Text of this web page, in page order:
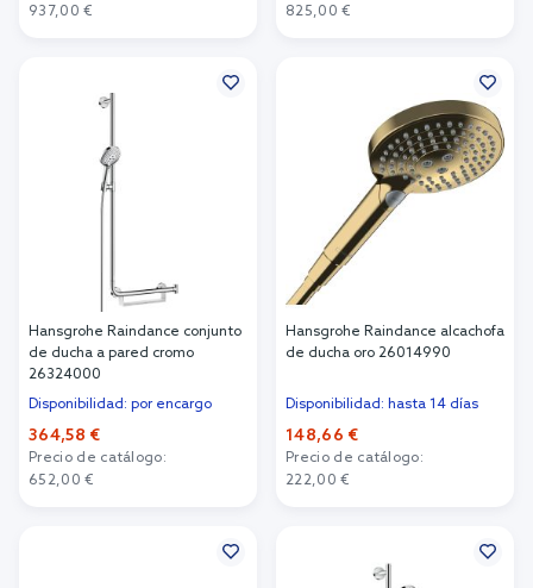
937,00 €
825,00 €
Hansgrohe Raindance conjunto
de ducha a pared cromo
26324000
Disponibilidad: por encargo
364,58 €
Precio de catálogo:
652,00 €
Hansgrohe Raindance alcachofa
de ducha oro 26014990
Disponibilidad: hasta 14 días
148,66 €
Precio de catálogo:
222,00 €